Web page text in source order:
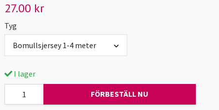
27.00 kr
Tyg
Bomullsjersey 1-4 meter
I lager
FÖRBESTÄLL NU